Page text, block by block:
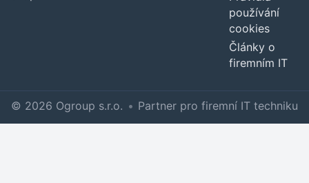
používání
cookies
Články o
firemním IT
© 2026 Ogroup s.r.o. • Partner pro firemní IT techniku